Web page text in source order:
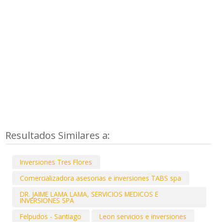
Resultados Similares a:
Inversiones Tres Flores
Comercializadora asesorias e inversiones TABS spa
DR. JAIME LAMA LAMA, SERVICIOS MEDICOS E
INVERSIONES SPA
Felpudos - Santiago
Leon servicios e inversiones